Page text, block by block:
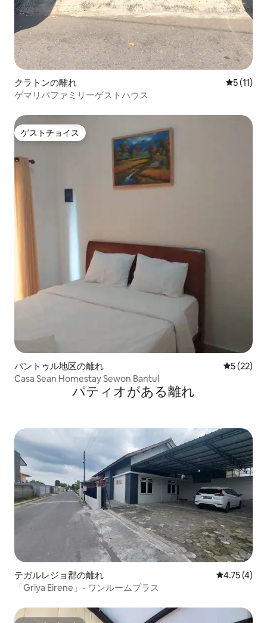
クラトンの離れ レビュー
5 (11)
ゲマリパファミリーゲストハウス
ゲストチョイス
ゲストチョイス
バントゥル地区の離れ レビュー
5 (22)
Casa Sean Homestay Sewon Bantul
パティオがある離れ
テガルレジョ郡の離れ レビュー4
4.75 (4)
「Griya Eirene」- ワンルームプラス